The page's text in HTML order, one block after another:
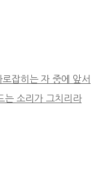
잡히는 자 중에 앞서
는 소리가 그치리라